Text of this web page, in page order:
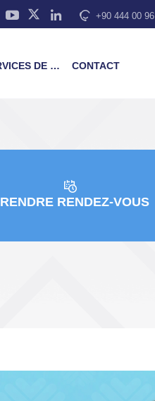
+90 444 00 96
DE FORMATION CONTACT
RENDEZ-VOUS